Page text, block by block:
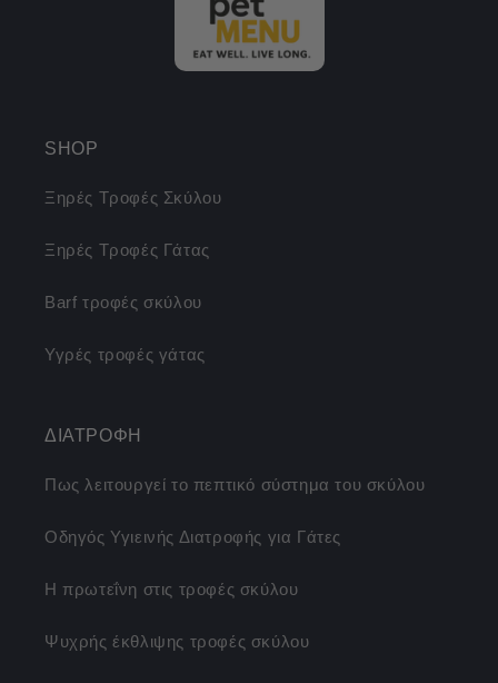
SHOP
Ξηρές Τροφές Σκύλου
Ξηρές Τροφές Γάτας
Barf τροφές σκύλου
Υγρές τροφές γάτας
ΔΙΑΤΡΟΦΗ
Πως λειτουργεί το πεπτικό σύστημα του σκύλου
Οδηγός Υγιεινής Διατροφής για Γάτες
Η πρωτεΐνη στις τροφές σκύλου
Ψυχρής έκθλιψης τροφές σκύλου